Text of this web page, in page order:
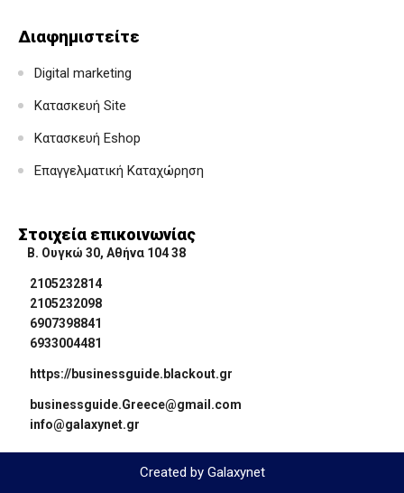
Διαφημιστείτε
Digital marketing
Κατασκευή Site
Κατασκευή Eshop
Επαγγελματική Καταχώρηση
Στοιχεία επικοινωνίας
Β. Ουγκώ 30, Αθήνα 104 38
2105232814
2105232098
6907398841
6933004481
https://businessguide.blackout.gr
businessguide.Greece@gmail.com
info@galaxynet.gr
Created by Galaxynet